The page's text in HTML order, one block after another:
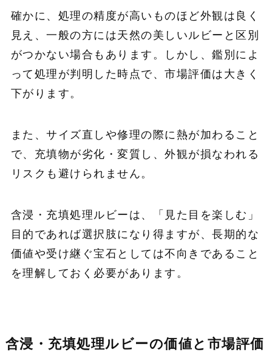
確かに、処理の精度が高いものほど外観は良く
見え、一般の方には天然の美しいルビーと区別
がつかない場合もあります。しかし、鑑別によ
って処理が判明した時点で、市場評価は大きく
下がります。
また、サイズ直しや修理の際に熱が加わること
で、充填物が劣化・変質し、外観が損なわれる
リスクも避けられません。
含浸・充填処理ルビーは、「見た目を楽しむ」
目的であれば選択肢になり得ますが、長期的な
価値や受け継ぐ宝石としては不向きであること
を理解しておく必要があります。
含浸・充填処理ルビーの価値と市場評価